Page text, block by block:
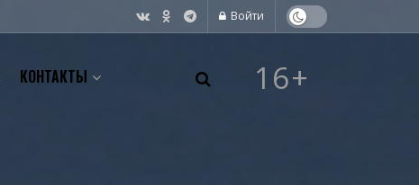
Войти
КОНТАКТЫ 16+